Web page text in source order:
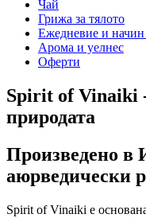
Чай
Грижа за тялото
Ежедневие и
Арома и уелнес
Оферти
Spirit of Vinaiki
природата
Произведено в
аюрведически
Spirit of Vinaiki е